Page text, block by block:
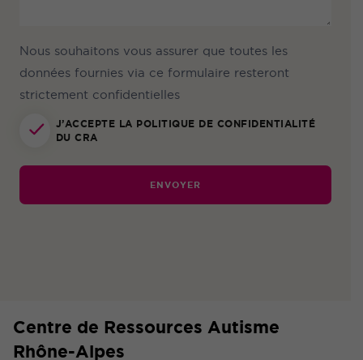
Nous souhaitons vous assurer que toutes les
données fournies via ce formulaire resteront
strictement confidentielles
J’ACCEPTE LA POLITIQUE DE CONFIDENTIALITÉ
DU CRA
Centre de Ressources Autisme
Rhône-Alpes